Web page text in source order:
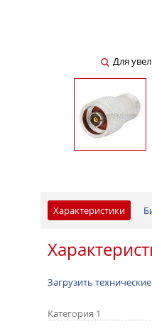
Для
Характеристики
Загрузить
Категория 1